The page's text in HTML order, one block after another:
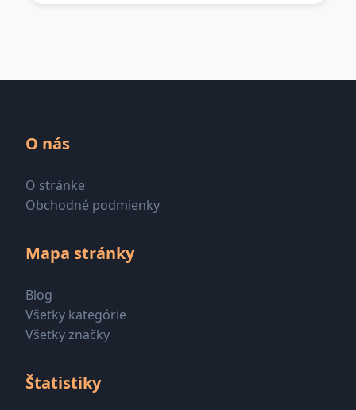
O nás
O stránke
Obchodné podmienky
Mapa stránky
Blog
Všetky kategórie
Všetky značky
Štatistiky